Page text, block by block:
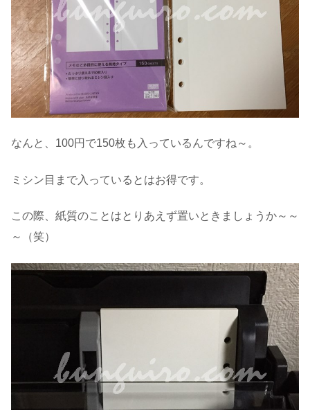
なんと、100円で150枚も入っているんですね～。
ミシン目まで入っているとはお得です。
この際、紙質のことはとりあえず置いときましょうか～～
～（笑）